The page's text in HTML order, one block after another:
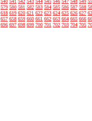
540 541 542 543 544 545 546 547 548 549
579 580 581 582 583 584 585 586 587 588
618 619 620 621 622 623 624 625 626 627
657 658 659 660 661 662 663 664 665 666
696 697 698 699 700 701 702 703 704 705